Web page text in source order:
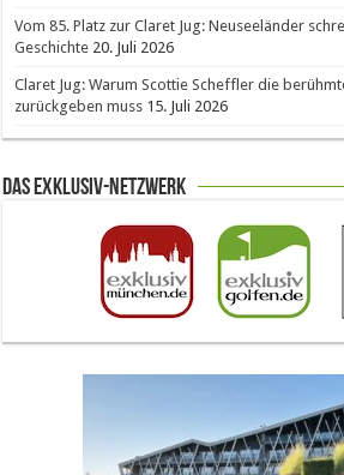
Vom 85. Platz zur Claret Jug: Neuseeländer
Geschichte 20. Juli 2026
Claret Jug: Warum Scottie Scheffler die
zurückgeben muss 15. Juli 2026
Das Exklusiv-Netzwerk